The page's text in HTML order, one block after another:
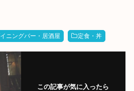
ニングバー・居酒屋 定食・丼
この記事が気に入ったら